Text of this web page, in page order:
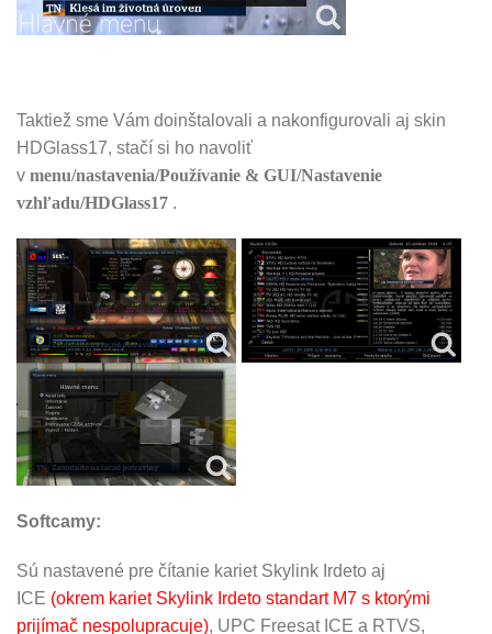
Taktiež sme Vám doinštalovali a nakonfigurovali aj skin
HDGlass17, stačí si ho navoliť
v menu/nastavenia/Používanie & GUI/Nastavenie
vzhľadu/HDGlass17 .
Softcamy:
Sú nastavené pre čítanie kariet Skylink Irdeto aj
ICE (okrem kariet Skylink Irdeto standart M7 s ktorými
prijímač nespolupracuje), UPC Freesat ICE a RTVS,